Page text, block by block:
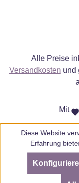
Alle Preise
Versandkosten und
Mit
Diese Website
Erfahrung
SEHR GUT